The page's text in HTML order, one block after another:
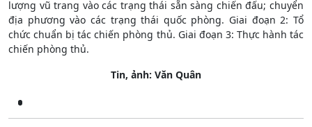
lượng vũ trang vào các trạng thái sẵn sàng chiến đấu; chuyển
địa phương vào các trạng thái quốc phòng. Giai đoạn 2: Tổ
chức chuẩn bị tác chiến phòng thủ. Giai đoạn 3: Thực hành tác
chiến phòng thủ.
Tin, ảnh: Văn Quân